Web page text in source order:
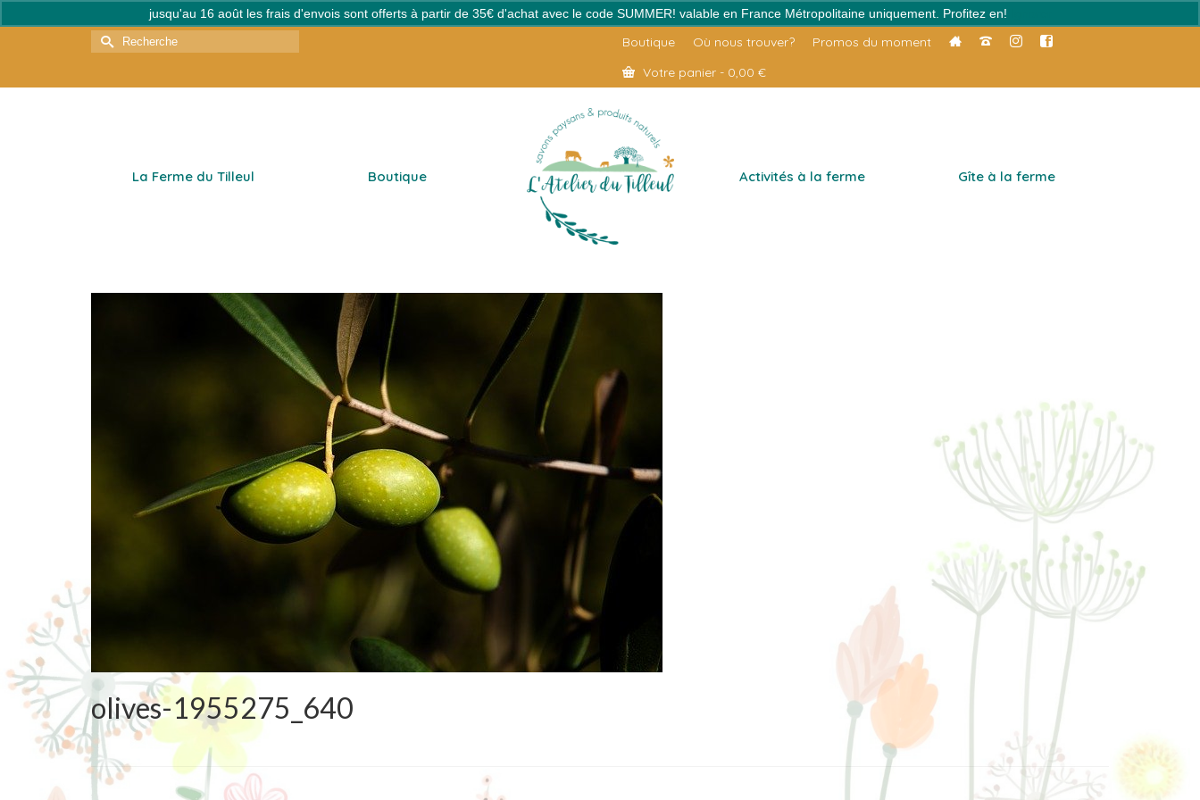
jusqu'au 16 août les frais d'envois sont offerts à partir de 35€ d'achat avec le code SUMMER! valable en France Métropolitaine uniquement. Profitez en!
Boutique Où nous trouver?
Promos du moment
Votre panier - 0,00 €
Rechercher :
La Ferme du Tilleul Boutique Activités à la ferme Gîte à la ferme
olives-1955275_640